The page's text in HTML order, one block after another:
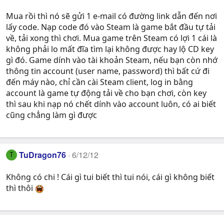
Mua rồi thì nó sẽ gửi 1 e-mail có đường link dẫn đến nơi
lấy code. Nạp code đó vào Steam là game bắt đầu tự tải
về, tải xong thì chơi. Mua game trên Steam có lợi 1 cái là
không phải lo mất đĩa tìm lại không được hay lộ CD key
gì đó. Game dính vào tài khoản Steam, nếu bạn còn nhớ
thông tin account (user name, password) thì bất cứ đi
đến máy nào, chỉ cần cài Steam client, log in bằng
account là game tự động tải về cho bạn chơi, còn key
thì sau khi nạp nó chết dính vào account luôn, có ai biết
cũng chẳng làm gì được
T TuDragon76 6/12/12
Không có chi ! Cái gì tui biết thì tui nói, cái gì không biết
thì thôi